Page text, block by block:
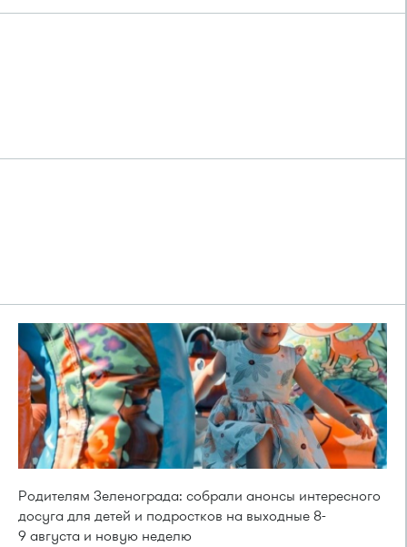
Родителям Зеленограда: собрали анонсы интересного
досуга для детей и подростков на выходные 8-
9 августа и новую неделю